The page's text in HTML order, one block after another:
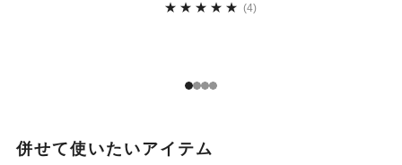
(4)4
併せて使いたいアイテム